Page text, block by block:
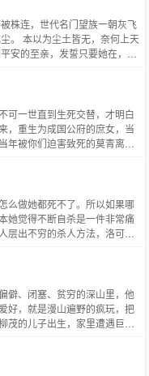
株连，世代名门望族一朝灰飞
。 本以为尘土皆无，奈何上天
的至亲，发誓只要她在，定
大的谢师礼回京！ 自此，钟鸣
上
可一世直到生死交替，才明白
，重生为成国公府的庶女，当
年被你们迫害致死的莫青离
的一路追随，请继续关注罂
世，我定不
做她都死不了。所以如果哪
她觉得不断自杀是一件非常痛
出不穷的杀人方法，洛可可
的姿势不对狂霸酷炫拽的九千
越到达作者专
僻、闭塞、贫穷的深山里，他
好，就是漫山遍野的疯玩，把
的儿子出生，家里遭遇巨大
三更；以后恢复隔日更，希
，